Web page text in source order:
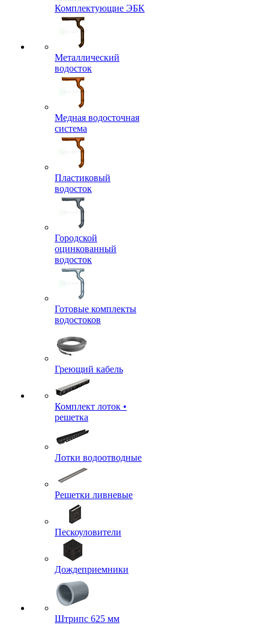
Комплектующие ЭБК
Металлический
водосток
Медная водосточная
система
Пластиковый
водосток
Городской
оцинкованный
водосток
Готовые комплекты
водостоков
Греющий кабель
Комплект лоток •
решетка
Лотки водоотводные
Решетки ливневые
Пескоуловители
Дождеприемники
Штрипс 625 мм